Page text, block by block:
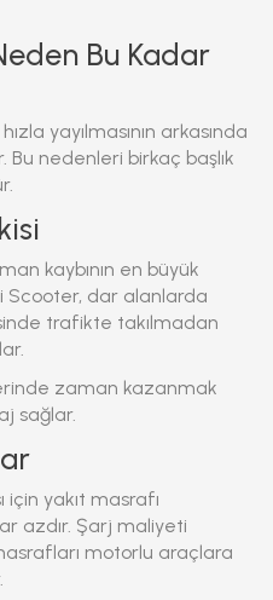
Bu Kadar
hızla yayılmasının arkasında
Bu nedenleri birkaç başlık
kaybının en büyük
Scooter, dar alanlarda
trafikte takılmadan
zaman kazanmak
sağlar.
için yakıt masrafı
azdır. Şarj maliyeti
motorlu araçlara